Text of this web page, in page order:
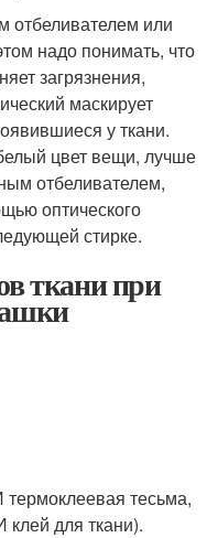
отбеливателем или
надо понимать, что
загрязнения,
маскирует
у ткани.
цвет вещи, лучше
отбеливателем,
оптического
стирке.
ткани при
тесьма,
для ткани).